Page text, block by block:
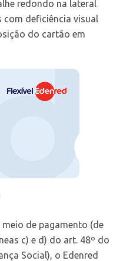
redondo na lateral
deficiência visual
do cartão em
de pagamento (de
c) e d) do art. 48º do
Social), o Edenred